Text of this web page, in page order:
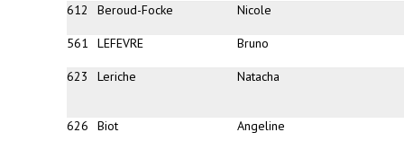
612 Beroud-Focke Nicole
561 LEFEVRE Bruno
623 Leriche Natacha
626 Biot Angeline